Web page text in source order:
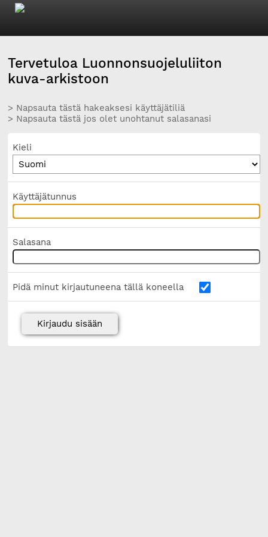
Tervetuloa Luonnonsuojeluliiton
kuva-arkistoon
> Napsauta tästä hakeaksesi käyttäjätiliä
> Napsauta tästä jos olet unohtanut salasanasi
Kieli
Käyttäjätunnus
Salasana
Pidä minut kirjautuneena tällä koneella